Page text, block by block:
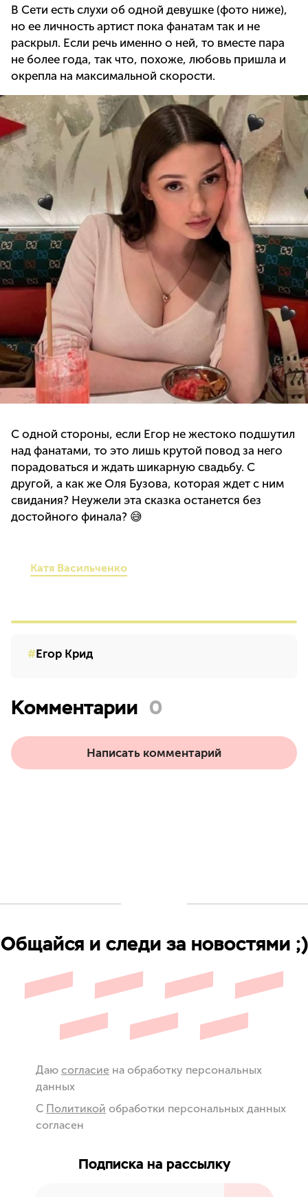
В Сети есть слухи об одной девушке (фото ниже),
но ее личность артист пока фанатам так и не
раскрыл. Если речь именно о ней, то вместе пара
не более года, так что, похоже, любовь пришла и
окрепла на максимальной скорости.
С одной стороны, если Егор не жестоко подшутил
над фанатами, то это лишь крутой повод за него
порадоваться и ждать шикарную свадьбу. С
другой, а как же Оля Бузова, которая ждет с ним
свидания? Неужели эта сказка останется без
достойного финала? 😅
Катя Васильченко
Егор Крид
Комментарии 0
Написать комментарий
Общайся и следи за новостями ;)
Даю согласие на обработку персональных
данных
С Политикой обработки персональных данных
согласен
Подписка на рассылку